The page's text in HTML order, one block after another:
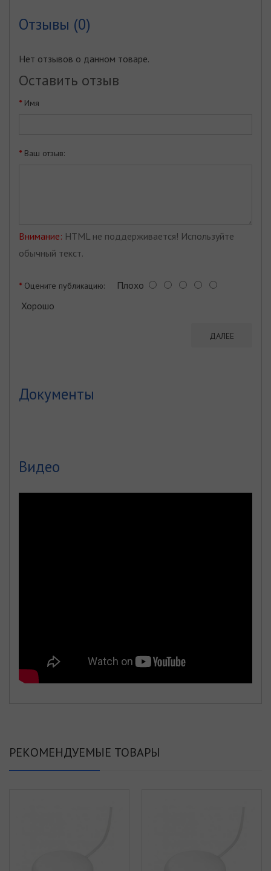
Отзывы (0)
Нет отзывов о данном товаре.
Оставить отзыв
Имя
Ваш отзыв:
Внимание: HTML не поддерживается! Используйте
обычный текст.
Оцените публикацию: Плохо
Хорошо
ДАЛЕЕ
Документы
Видео
РЕКОМЕНДУЕМЫЕ ТОВАРЫ